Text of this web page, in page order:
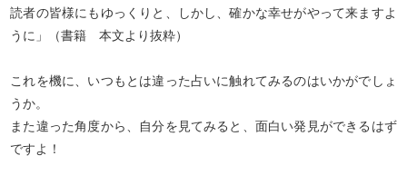
読者の皆様にもゆっくりと、しかし、確かな幸せがやって来ますよ
うに」（書籍 本文より抜粋）
これを機に、いつもとは違った占いに触れてみるのはいかがでしょ
うか。
また違った角度から、自分を見てみると、面白い発見ができるはず
ですよ！